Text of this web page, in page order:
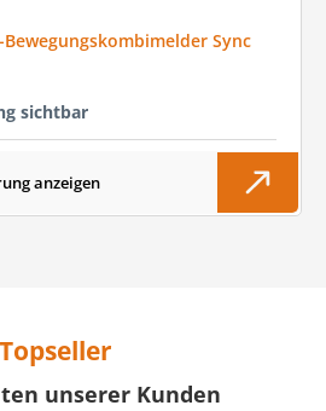
Bewegungskombimelder Sync
sichtbar
anzeigen
Topseller
unserer Kunden